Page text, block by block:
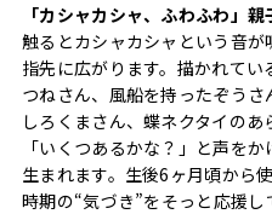
「カシャカシャ、ふわふわ」
触るとカシャカシャという音
指先に広がります。描かれて
つねさん、風船を持ったぞう
しろくまさん、蝶ネクタイのあ
「いくつあるかな？」と声を
生まれます。生後6ヶ月頃から
時期の“気づき”をそっと応援し